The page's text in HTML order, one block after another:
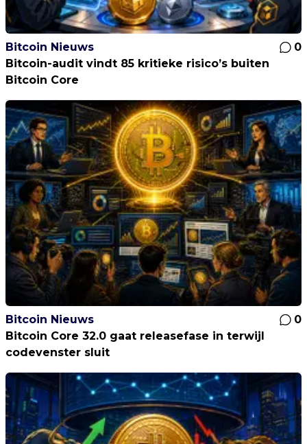
Bitcoin Nieuws
0
Bitcoin-audit vindt 85 kritieke risico’s buiten
Bitcoin Core
Bitcoin Nieuws
0
Bitcoin Core 32.0 gaat releasefase in terwijl
codevenster sluit